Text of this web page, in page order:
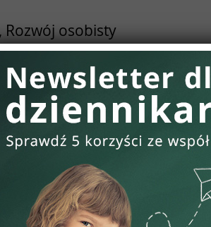
Rozwój osobisty
Ciąża
Kulturystyka